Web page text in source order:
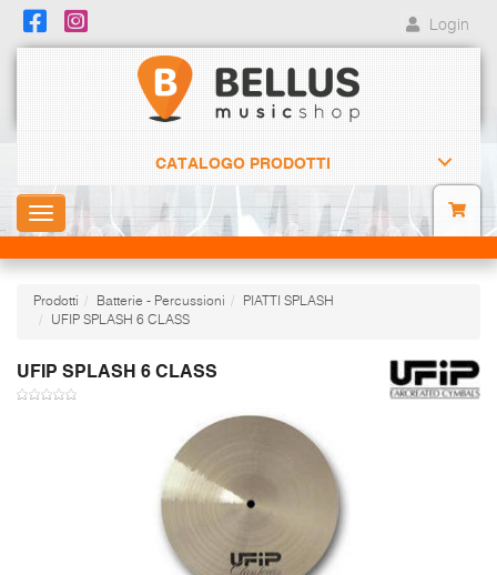
Login
CATALOGO PRODOTTI
Toggle
navigation
Prodotti Batterie - Percussioni
PIATTI SPLASH
UFIP SPLASH 6 CLASS
UFIP SPLASH 6 CLASS